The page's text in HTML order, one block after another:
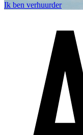
Ik ben verhuurder